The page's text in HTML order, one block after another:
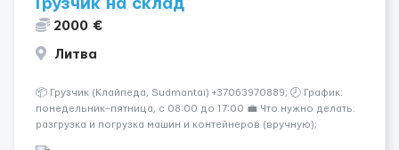
Грузчик на склад
2000 €
Литва
📦 Грузчик (Клайпеда, Sudmantai) +37063970889; 🕗 График:
понедельник–пятница, с 08:00 до 17:00 💼 Что нужно делать:
разгрузка и погрузка машин и контейнеров (вручную);